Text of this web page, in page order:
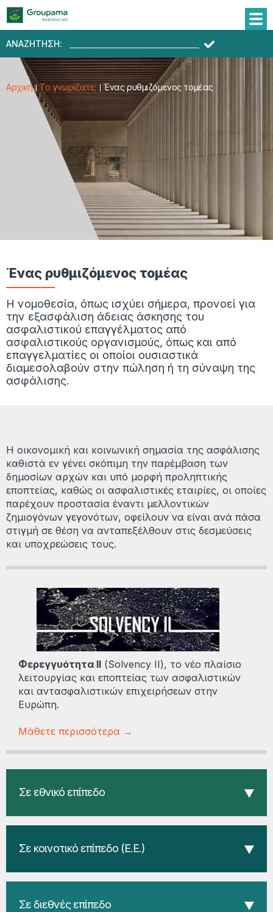
ΑΝΑΖΗΤΗΣΗ:
Αρχική Το γνωρίζατε; Ένας ρυθμιζόμενος τομέας
Ένας ρυθμιζόμενος τομέας
Η νομοθεσία, όπως ισχύει σήμερα, προνοεί για
την εξασφάλιση άδειας άσκησης του
ασφαλιστικού επαγγέλματος από
ασφαλιστικούς οργανισμούς, όπως και από
επαγγελματίες οι οποίοι ουσιαστικά
διαμεσολαβούν στην πώληση ή τη σύναψη της
ασφάλισης.
Η οικονομική και κοινωνική σημασία της ασφάλισης
καθιστά εν γένει σκόπιμη την παρέμβαση των
δημοσίων αρχών και υπό μορφή προληπτικής
εποπτείας, καθώς οι ασφαλιστικές εταιρίες, οι οποίες
παρέχουν προστασία έναντι μελλοντικών
ζημιογόνων γεγονότων, οφείλουν να είναι ανά πάσα
στιγμή σε θέση να ανταπεξέλθουν στις δεσμεύσεις
και υποχρεώσεις τους.
Φερεγγυότητα ΙΙ (Solvency II), το νέο πλαίσιο
λειτουργίας και εποπτείας των ασφαλιστικών
και αντασφαλιστικών επιχειρήσεων στην
Ευρώπη.
Μάθετε περισσότερα →
Σε εθνικό επίπεδο
Σε κοινοτικό επίπεδο (Ε.Ε.)
Σε διεθνές επίπεδο